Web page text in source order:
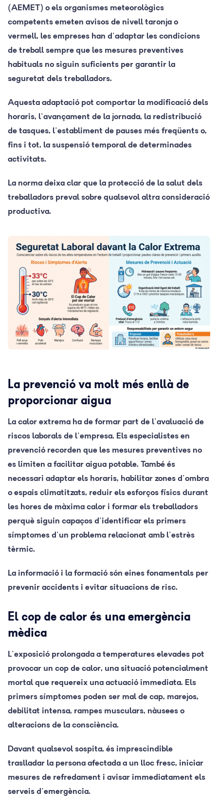
(AEMET) o els organismes meteorològics
competents emeten avisos de nivell taronja o
vermell, les empreses han d'adaptar les condicions
de treball sempre que les mesures preventives
habituals no siguin suficients per garantir la
seguretat dels treballadors.
Aquesta adaptació pot comportar la modificació dels
horaris, l'avançament de la jornada, la redistribució
de tasques, l'establiment de pauses més freqüents o,
fins i tot, la suspensió temporal de determinades
activitats.
La norma deixa clar que la protecció de la salut dels
treballadors preval sobre qualsevol altra consideració
productiva.
La prevenció va molt més enllà de
proporcionar aigua
La calor extrema ha de formar part de l'avaluació de
riscos laborals de l'empresa. Els especialistes en
prevenció recorden que les mesures preventives no
es limiten a facilitar aigua potable. També és
necessari adaptar els horaris, habilitar zones d'ombra
o espais climatitzats, reduir els esforços físics durant
les hores de màxima calor i formar els treballadors
perquè siguin capaços d'identificar els primers
símptomes d'un problema relacionat amb l'estrès
tèrmic.
La informació i la formació són eines fonamentals per
prevenir accidents i evitar situacions de risc.
El cop de calor és una emergència
mèdica
L'exposició prolongada a temperatures elevades pot
provocar un cop de calor, una situació potencialment
mortal que requereix una actuació immediata. Els
primers símptomes poden ser mal de cap, marejos,
debilitat intensa, rampes musculars, nàusees o
alteracions de la consciència.
Davant qualsevol sospita, és imprescindible
traslladar la persona afectada a un lloc fresc, iniciar
mesures de refredament i avisar immediatament els
serveis d'emergència.